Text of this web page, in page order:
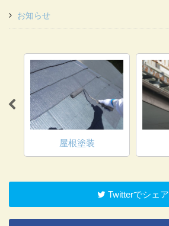
お知らせ
屋根塗装
Twitterでシェア